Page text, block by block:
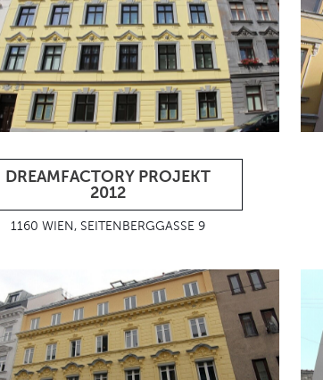
DREAMFACTORY PROJEKT
2012
1160 WIEN, SEITENBERGGASSE 9